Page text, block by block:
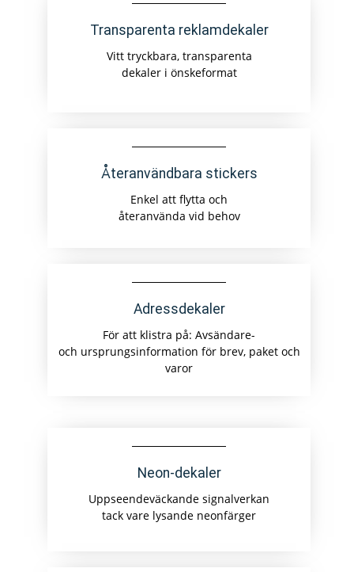
Transparenta reklamdekaler
Vitt tryckbara, transparenta
dekaler i önskeformat
Återanvändbara stickers
Enkel att flytta och
återanvända vid behov
Adressdekaler
För att klistra på: Avsändare-
och ursprungsinformation för brev, paket och
varor
Neon-dekaler
Uppseendeväckande signalverkan
tack vare lysande neonfärger